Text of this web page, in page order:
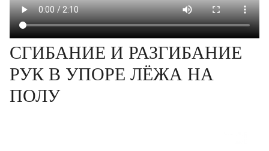
СГИБАНИЕ И РАЗГИБАНИЕ
РУК В УПОРЕ ЛЁЖА НА
ПОЛУ